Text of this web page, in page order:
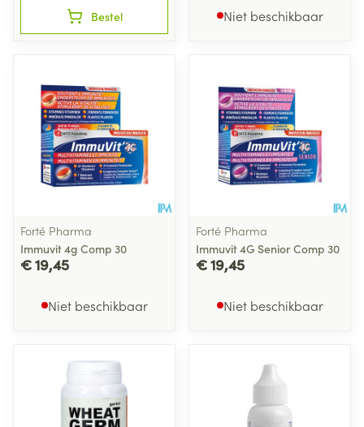
Bestel Niet beschikbaar
Forté Pharma
Immuvit 4g Comp 30
€ 19,45
Niet beschikbaar
Forté Pharma
Immuvit 4G Senior Comp 30
€ 19,45
Niet beschikbaar